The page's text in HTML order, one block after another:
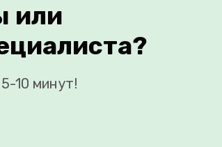
или
10 минут!